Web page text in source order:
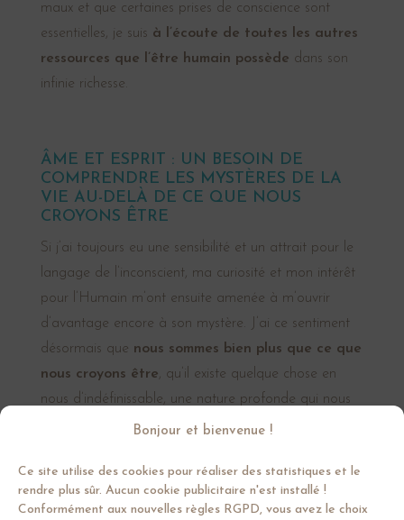
Bonjour et bienvenue !
Ce site utilise des cookies pour réaliser des statistiques et le
rendre plus sûr. Aucun cookie publicitaire n'est installé !
Conformément aux nouvelles règles RGPD, vous avez le choix
maux et que certaines prises de conscience sont
essentielles, je suis à l’écoute de toutes les autres
ressources que l’être humain possède dans son
infinie richesse.
ÂME ET ESPRIT : UN BESOIN DE
COMPRENDRE LES MYSTÈRES DE LA
VIE AU-DELÀ DE CE QUE NOUS
CROYONS ÊTRE
Si j’ai toujours eu une sensibilité et un attrait pour le
langage de l’inconscient, ma curiosité et mon intérêt
pour l’Humain m’ont ensuite amenée à m’ouvrir
d’avantage encore à son mystère. J’ai ce sentiment
désormais que nous sommes bien plus que ce que
nous croyons être, qu’il existe quelque chose en
nous d’indéfinissable, une nature profonde qui nous
constitue et qu’il est essentiel d’écouter.